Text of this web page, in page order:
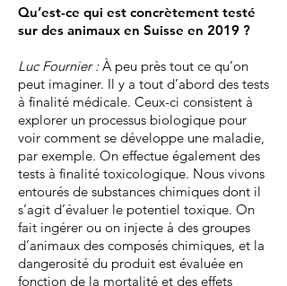
Qu’est-ce qui est concrètement testé
sur des animaux en Suisse en 2019 ?
Luc Fournier :À peu près tout ce qu’on
peut imaginer. Il y a tout d’abord des tests
à finalité médicale. Ceux-ci consistent à
explorer un processus biologique pour
voir comment se développe une maladie,
par exemple. On effectue également des
tests à finalité toxicologique. Nous vivons
entourés de substances chimiques dont il
s’agit d’évaluer le potentiel toxique. On
fait ingérer ou on injecte à des groupes
d’animaux des composés chimiques, et la
dangerosité du produit est évaluée en
fonction de la mortalité et des effets